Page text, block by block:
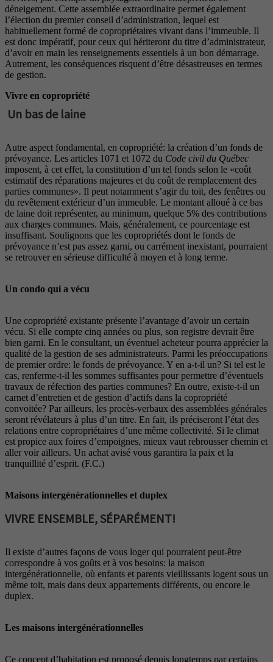
déneigement. Cette assemblée extraordinaire permet également
l’élection du premier conseil d’administration, lequel est
habituellement formé de copropriétaires vivant dans l’immeuble. Il
est donc impératif, pour ceux qui hériteront du titre d’administrateur,
d’avoir en main les renseignements essentiels à un bon démarrage.
Autrement, les conséquences risquent d’être désastreuses en termes
de gestion.
Vivre en copropriété
Un bas de laine
Autre aspect fondamental, en copropriété: la création d’un fonds de
prévoyance. Les articles 1071 et 1072 du Code civil du Québec
imposent, à cet effet, la constitution d’un tel fonds selon le «coût
estimatif des réparations majeures et du coût de remplacement des
parties communes». Il peut notamment s’agir du toit, des fenêtres ou
du revêtement extérieur d’un immeuble. Le montant alloué à ce bas
de laine doit représenter, au minimum, quelque 5% des contributions
aux charges communes. Mais, généralement, ce pourcentage est
insuffisant. Soulignons que les copropriétés dont le fonds de
prévoyance n’est pas assez garni, ou carrément inexistant, pourraient
se retrouver en sérieuse difficulté à moyen et à long terme.
Un condo qui a vécu
Une copropriété existante présente l’avantage d’avoir un certain
vécu. Si elle compte cinq années ou plus, son registre devrait être
bien garni. En le consultant, un éventuel acheteur pourra apprécier la
qualité de la gestion de ses administrateurs. Parmi les préoccupations
de premier ordre: le fonds de prévoyance. Y en a-t-il un? Si tel est le
cas, renferme-t-il les sommes suffisantes pour permettre d’éventuels
travaux de réfection des parties communes? En outre, existe-t-il un
carnet d’entretien et de gestion d’actifs dans la copropriété
convoitée? Par ailleurs, les procès-verbaux des assemblées générales
seront révélateurs à plus d’un titre. En fait, ils préciseront l’état des
relations entre copropriétaires d’une même collectivité. Si le climat
est propice aux foires d’empoignes, mieux vaut rebrousser chemin et
aller voir ailleurs. Un achat avisé vous garantira la paix et la
tranquillité d’esprit. (F.C.)
Maisons intergénérationnelles et duplex
VIVRE ENSEMBLE, SÉPARÉMENT!
Il existe d’autres façons de vous loger qui pourraient peut-être
correspondre à vos goûts et à vos besoins: la maison
intergénérationnelle, où enfants et parents vieillissants logent sous un
même toit, mais dans deux appartements différents, ou encore le
duplex.
Les maisons intergénérationnelles
Ce concept d’habitation est proposé depuis longtemps par certains